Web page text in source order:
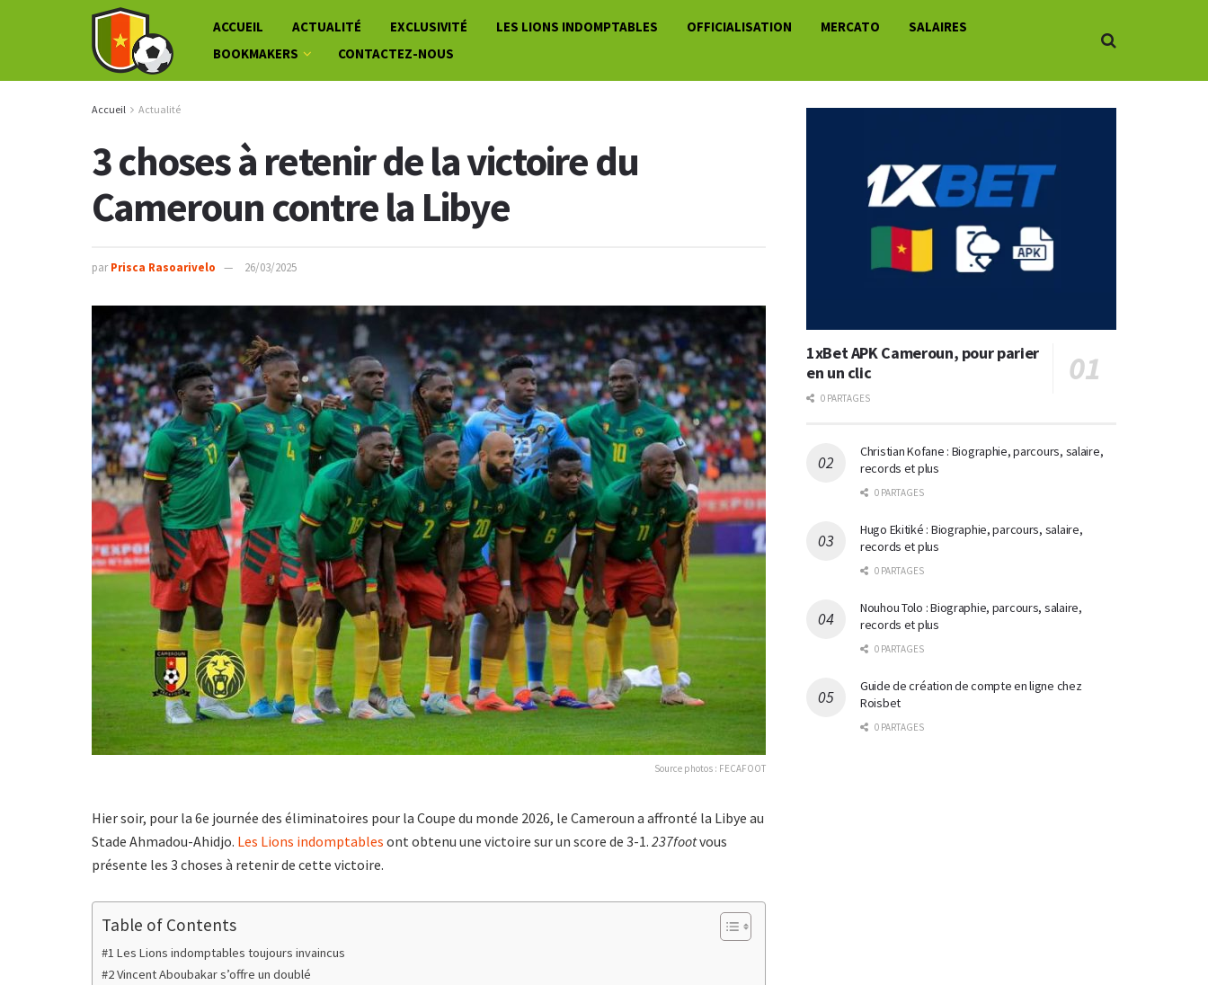
ACCUEIL ACTUALITÉ EXCLUSIVITÉ LES LIONS INDOMPTABLES OFFICIALISATION MERCATO
SALAIRES
BOOKMAKERS
CONTACTEZ-NOUS
Accueil Actualité
3 choses à retenir de la victoire du
Cameroun contre la Libye
par Prisca Rasoarivelo 26/03/2025
Source photos : FECAFOOT
Hier soir, pour la 6e journée des éliminatoires pour la Coupe du monde 2026, le Cameroun a affronté la Libye au
Stade Ahmadou-Ahidjo. Les Lions indomptables ont obtenu une victoire sur un score de 3-1. 237footvous
présente les 3 choses à retenir de cette victoire.
Table of Contents
#1 Les Lions indomptables toujours invaincus
#2 Vincent Aboubakar s’offre un doublé
1xBet APK Cameroun, pour parier
en un clic
0 PARTAGES
Christian Kofane : Biographie, parcours, salaire,
records et plus
0 PARTAGES
Hugo Ekitiké : Biographie, parcours, salaire,
records et plus
0 PARTAGES
Nouhou Tolo : Biographie, parcours, salaire,
records et plus
0 PARTAGES
Guide de création de compte en ligne chez
Roisbet
0 PARTAGES